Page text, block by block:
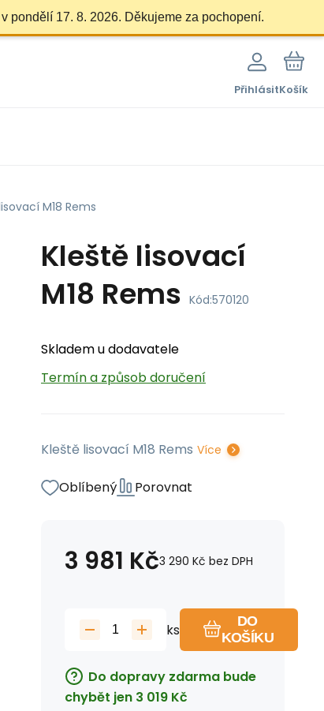
pondělí 17. 8. 2026. Děkujeme za pochopení.
PřihlásitKošík
M18 Rems
Kleště lisovací
M18 Rems Kód:570120
Skladem u dodavatele
Termín a způsob doručení
Kleště lisovací M18 Rems Více
Oblíbený Porovnat
3 981 Kč3 290 Kč bez DPH
ks
DO
KOŠÍKU
Do dopravy zdarma bude
chybět jen 3 019 Kč